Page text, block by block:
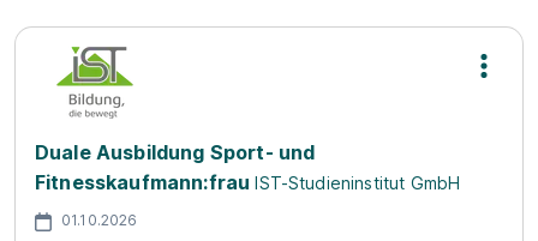
Duale Ausbildung Sport- und
Fitnesskaufmann:frau IST-Studieninstitut GmbH
01.10.2026